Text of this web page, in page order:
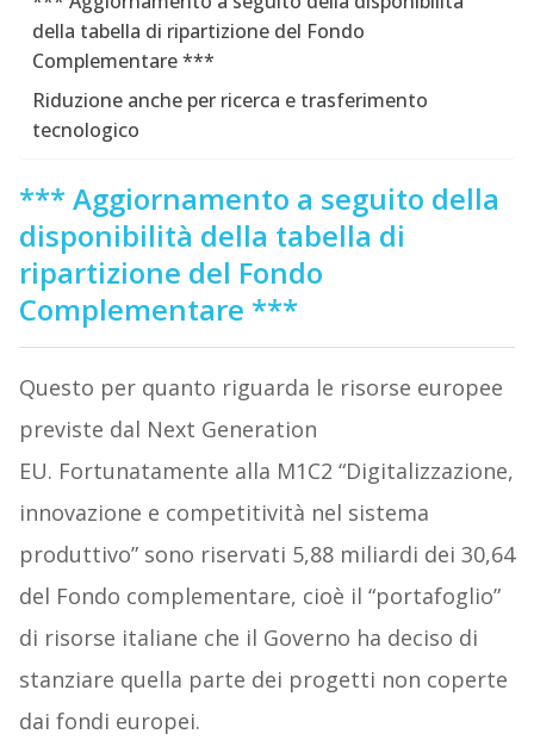
della tabella di ripartizione del Fondo
Complementare ***
Riduzione anche per ricerca e trasferimento
tecnologico
*** Aggiornamento a seguito della
disponibilità della tabella di
ripartizione del Fondo
Complementare ***
Questo per quanto riguarda le risorse europee
previste dal Next Generation
EU. Fortunatamente alla M1C2 “Digitalizzazione,
innovazione e competitività nel sistema
produttivo” sono riservati 5,88 miliardi dei 30,64
del Fondo complementare, cioè il “portafoglio”
di risorse italiane che il Governo ha deciso di
stanziare quella parte dei progetti non coperte
dai fondi europei.